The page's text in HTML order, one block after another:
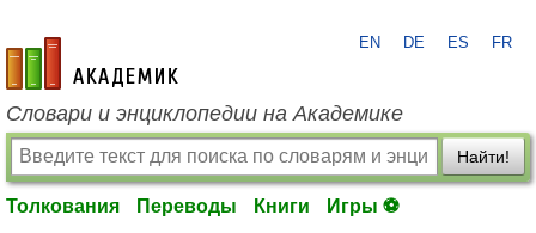
academic.ru
EN DE ES FR
Словари и энциклопедии на Академике
Найти!
Толкования Переводы Книги Игры ⚽